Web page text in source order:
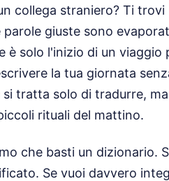
collega straniero? Ti
parole giuste sono
è solo l'inizio di un
la tua giornata
tratta solo di tradurre,
rituali del mattino.
che basti un dizionario.
Se vuoi davvero